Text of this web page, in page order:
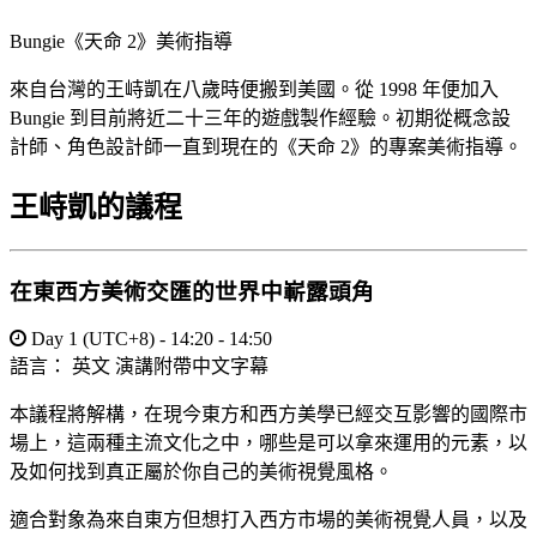
Bungie《天命 2》美術指導
來自台灣的王峙凱在八歲時便搬到美國。從 1998 年便加入
Bungie 到目前將近二十三年的遊戲製作經驗。初期從概念設
計師、角色設計師一直到現在的《天命 2》的專案美術指導。
王峙凱的議程
在東西方美術交匯的世界中嶄露頭角
Day 1 (UTC+8) - 14:20 - 14:50
語言： 英文 演講附帶中文字幕
本議程將解構，在現今東方和西方美學已經交互影響的國際市
場上，這兩種主流文化之中，哪些是可以拿來運用的元素，以
及如何找到真正屬於你自己的美術視覺風格。
適合對象為來自東方但想打入西方市場的美術視覺人員，以及